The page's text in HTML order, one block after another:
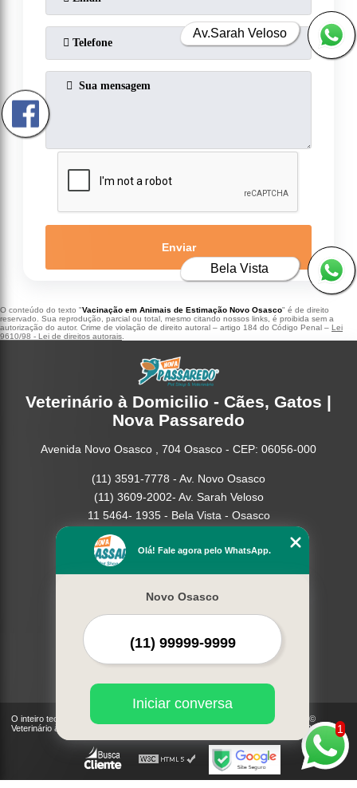
Enviar
O conteúdo do texto "Vacinação em Animais de Estimação Novo Osasco" é de direito
reservado. Sua reprodução, parcial ou total, mesmo citando nossos links, é proibida sem a
autorização do autor. Crime de violação de direito autoral – artigo 184 do Código Penal – Lei
9610/98 - Lei de direitos autorais
Veterinário à Domicilio - Cães, Gatos |
Nova Passaredo
Avenida Novo Osasco , 704 Osasco - CEP: 06056-000
(11) 3591-7778 - Av. Novo Osasco
(11) 3609-2002- Av. Sarah Veloso
11 5464- 1935 - Bela Vista - Osasco
Home
Serviços
Contato
Mapa do site
Mais Serviços
O inteiro teor deste site está sujeito à proteção de direitos autorais. Copyright©
Veterinário à Domicilio - Cães, Gatos | Nova Passaredo (Lei 9610 de 19/02/1998)
1
Olá! Fale agora pelo WhatsApp.
Novo Osasco
Iniciar conversa
Av.Sarah Veloso
Bela Vista